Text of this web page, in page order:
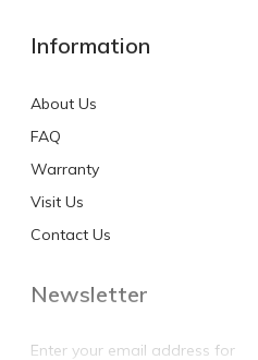
HKD$0.00
Information
About Us
FAQ
Warranty
Visit Us
Contact Us
Newsletter
Enter your email address for